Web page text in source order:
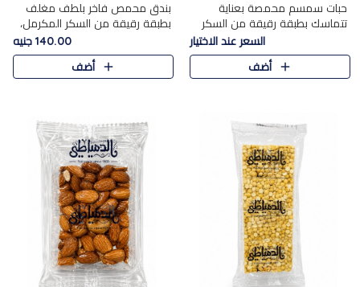
حبات سمسم محمصة بعناية
تتماسك بطبقة رقيقة من السكر
المكرمل، لتقدم طعم السمسم
المميز وقرمشتة التي ارتبطت ببهجة
المولد عبر الأجيال.
السعر عند الاختيار
أضف
بندق محمص فاخر بلطف مغلف
بطبقة رقيقة من السكر المكرمل،
يجمع بين النكهة الغنية ناتي
والقرمشة الراقية المرضية في
حلوى شرقية أنيقه بطابع مميز.
140.00 جنيه
أضف